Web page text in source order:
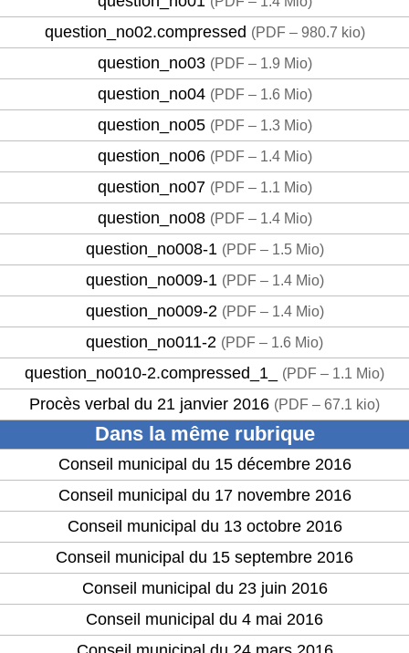
question_no02.compressed (PDF – 980.7 kio)
question_no03 (PDF – 1.9 Mio)
question_no04 (PDF – 1.6 Mio)
question_no05 (PDF – 1.3 Mio)
question_no06 (PDF – 1.4 Mio)
question_no07 (PDF – 1.1 Mio)
question_no08 (PDF – 1.4 Mio)
question_no008-1 (PDF – 1.5 Mio)
question_no009-1 (PDF – 1.4 Mio)
question_no009-2 (PDF – 1.4 Mio)
question_no011-2 (PDF – 1.6 Mio)
question_no010-2.compressed_1_ (PDF – 1.1 Mio)
Procès verbal du 21 janvier 2016 (PDF – 67.1 kio)
Dans la même rubrique
Conseil municipal du 15 décembre 2016
Conseil municipal du 17 novembre 2016
Conseil municipal du 13 octobre 2016
Conseil municipal du 15 septembre 2016
Conseil municipal du 23 juin 2016
Conseil municipal du 4 mai 2016